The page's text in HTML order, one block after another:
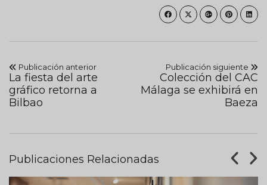
Publicación anterior
La fiesta del arte
gráfico retorna a
Bilbao
Publicación siguiente
Colección del CAC
Málaga se exhibirá en
Baeza
Publicaciones Relacionadas